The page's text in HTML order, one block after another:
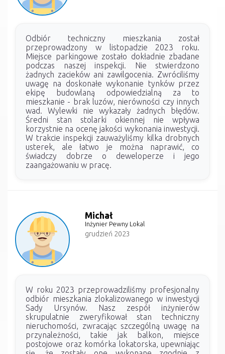
Odbiór techniczny mieszkania został
przeprowadzony w listopadzie 2023 roku.
Miejsce parkingowe zostało dokładnie zbadane
podczas naszej inspekcji. Nie stwierdzono
żadnych zacieków ani zawilgocenia. Zwróciliśmy
uwagę na doskonałe wykonanie tynków przez
ekipę budowlaną odpowiedzialną za to
mieszkanie - brak luzów, nierówności czy innych
wad. Wylewki nie wykazały żadnych błędów.
Średni stan stolarki okiennej nie wpływa
korzystnie na ocenę jakości wykonania inwestycji.
W trakcie inspekcji zauważyliśmy kilka drobnych
usterek, ale łatwo je można naprawić, co
świadczy dobrze o deweloperze i jego
zaangażowaniu w pracę.
Michał
Inżynier Pewny Lokal
grudzień 2023
W roku 2023 przeprowadziliśmy profesjonalny
odbiór mieszkania zlokalizowanego w inwestycji
Sady Ursynów. Nasz zespół inżynierów
skrupulatnie zweryfikował stan techniczny
nieruchomości, zwracając szczególną uwagę na
przynależności, takie jak balkon, miejsce
postojowe oraz komórka lokatorska, upewniając